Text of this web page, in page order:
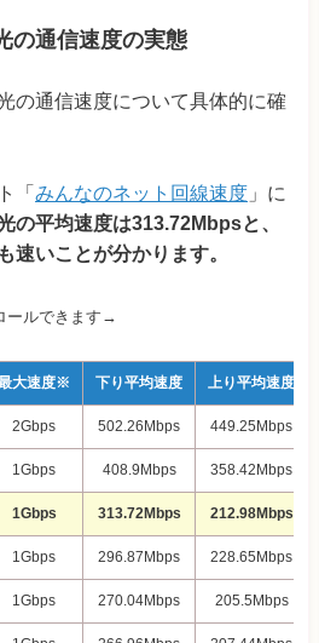
の通信速度の実態
の通信速度について具体的に確
「 みんなのネット回線速度 」に
の平均速度は313.72Mbpsと、
速いことが分かります。
ールできます→
大速度※ 下り平均速度 上り平均速度
2Gbps 502.26Mbps 449.25Mbps
1Gbps 408.9Mbps 358.42Mbps
1Gbps 313.72Mbps 212.98Mbps
1Gbps 296.87Mbps 228.65Mbps
1Gbps 270.04Mbps 205.5Mbps